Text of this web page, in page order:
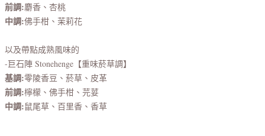
前調:麝香、杏桃
中調:佛手柑、茉莉花
以及帶點成熟風味的
-巨石陣 Stonehenge【重味菸草調】
基調:零陵香豆、菸草、皮革
前調:檸檬、佛手柑、芫荽
中調:鼠尾草、百里香、香草